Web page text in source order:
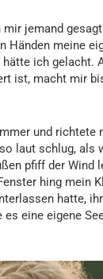
mir jemand
Händen meine
ich gelacht.
ist, macht mir
und richtete
laut schlug, als
pfiff der Wind
hing mein
hatte,
eine eigene